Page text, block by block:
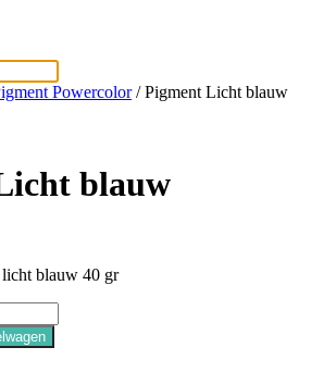
Powercolor/ Pigment Licht blauw
blauw
blauw 40 gr